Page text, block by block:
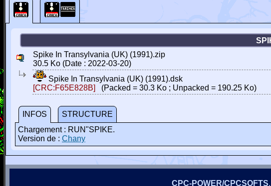
Spike In Transylvania (UK) (1991).zip
30.5 Ko (Date : 2022-03-20)
Spike In Transylvania (UK) (1991).dsk
[CRC:F65E828B]
(Packed = 30.3 Ko ; Unpacked = 190.25 Ko)
INFOS
STRUCTURE
Chargement : RUN"SPIKE.
Version de : Chany
CPC-POWER/CPCSOFTS